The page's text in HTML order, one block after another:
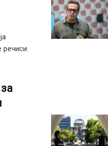
речиси